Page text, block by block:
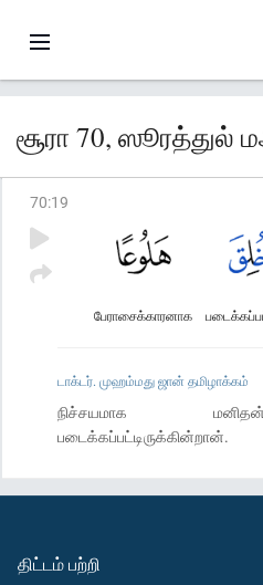
சூரா 70, ஸூரத்துல்
70:19
பேராசைக்காரனாக
டாக்டர். முஹம்மது ஜான் தமிழாக்கம்
நிச்சயமாக
படைக்கப்பட்டிருக்கின்றான்.
திட்டம் பற்றி